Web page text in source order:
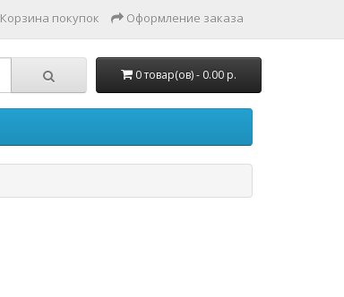
Корзина покупок Оформление заказа
0 товар(ов) - 0.00 р.